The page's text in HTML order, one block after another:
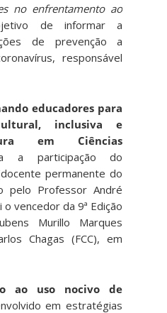
no enfrentamento ao
de informar a
de prevenção a
responsável
educadores para
inclusiva e
em Ciências
a participação do
permanente do
pelo Professor André
o vencedor da 9ª Edição
Murillo Marques
Chagas (FCC), em
ao uso nocivo de
em estratégias